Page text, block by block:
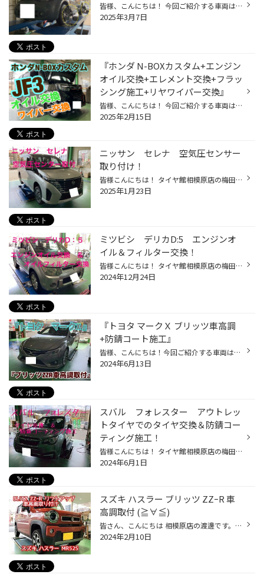
皆様、こんにちは！ 今回ご紹介する車両は、タイヤの空気圧を管理する『TPMS』と クルマの骨盤矯正である『アライメント』を施工した事例になります。 タイヤの管理とアライメントは重要ですよね・・・ それでは施工事例となります。 【車種】トヨタ bB 【TPMS】空気圧センサー 【アライメント】車...
2025年3月7日
『ホンダ N-BOXカスタム+エンジン
オイル交換+エレメント交換+フラッ
シング施工+リヤワイパー交換』
皆様、こんにちは！ 今回ご紹介する車両は、いつも当店をご利用頂いている 『U様』のN-BOXカスタムになります。 エンジンオイル交換時期でオイル交換だけの予定でしたが リヤ部からワイパ－使用時に異音がするとの事で 確認してみると リヤワイパーのゴムが切れていて どうやら その場所からの異音...
2025年2月15日
ニッサン セレナ 空気圧センサー
取り付け！
皆様こんにちは！ タイヤ館相模原店の梅田です 本日はニッサン セレナに 空気圧センサー（TPMS)をお取り付けしていきます！ 空気圧センサーとは？ 空気圧センサーとは 走行中タイヤの空気圧を監視し 異常がある場合には異常を知らせてくれる システムです。 さっそく作業に入りましょう！ 空気圧セ...
2025年1月23日
ミツビシ デリカD:5 エンジンオ
イル＆フィルター交換！
皆様こんにちは！ タイヤ館相模原店の梅田です 本日ご紹介するのは ミツビシ デリカD:5の エンジンオイル交換 オイルフィルター交換作業です。 早速エンジンオイルを抜いていきます 前回交換から半年 ただ距離が1万㎞ほど走行されているとの事で 抜けてきたオイルはかなり汚れを含んでおりました。 ...
2024年12月24日
『トヨタ マークＸ ブリッツ車高調
+防錆コート施工』
皆様、こんにちは！今回ご紹介する車両は、 いつも当店をご利用頂いている『S様』の 『トヨタマークX』を ご紹介いたします。 まずは、足回りを着手という事で車高調をご購入頂きました。 それでは施工事例となります。 【車種】トヨタ マ－クX 【車高調】ブリッツ ダンパ-ZZR 【防錆】車両下回り防...
2024年6月13日
スバル フォレスター アウトレッ
トタイヤでのタイヤ交換＆防錆コー
ティング施工！
皆様こんにちは！ タイヤ館相模原店の梅田です 本日ご紹介させていただきますのは スバル フォレスターの タイヤ交換と 防錆コーティング施工作業のご紹介です。 来店時お客様より空気圧センサーの異常のランプが点滅しているので タイヤを点検してほしいということで お客様よりお車をお預かりして...
2024年6月1日
スズキ ハスラー ブリッツ ZZｰR 車
高調取付 (≧∀≦)
皆さん、こんにちは 相模原店の渡邊です。 当HPをご覧いただきありがとうございます。 本日はスズキ ハスラー MR52Sの 車高調取り付けをご紹介致します。 交換をご検討頂いている理由は 走行距離も13万km走行しカーブ時のフラツキが 酷くなったため交換するなら一緒にリフトアップも しちゃえ！とい...
2024年2月10日